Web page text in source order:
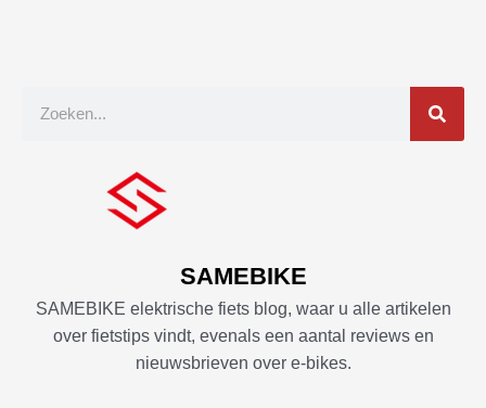
SAMEBIKE
SAMEBIKE elektrische fiets blog, waar u alle artikelen
over fietstips vindt, evenals een aantal reviews en
nieuwsbrieven over e-bikes.